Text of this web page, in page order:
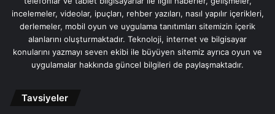
incelemeler, videolar, ipuçları, rehber yazıları, nasıl yapılır içerikleri,
derlemeler, mobil oyun ve uygulama tanıtımları sitemizin içerik
alanlarını oluşturmaktadır. Teknoloji, internet ve bilgisayar
konularını yazmayı seven ekibi ile büyüyen sitemiz ayrıca oyun ve
uygulamalar hakkında güncel bilgileri de paylaşmaktadır.
Tavsiyeler